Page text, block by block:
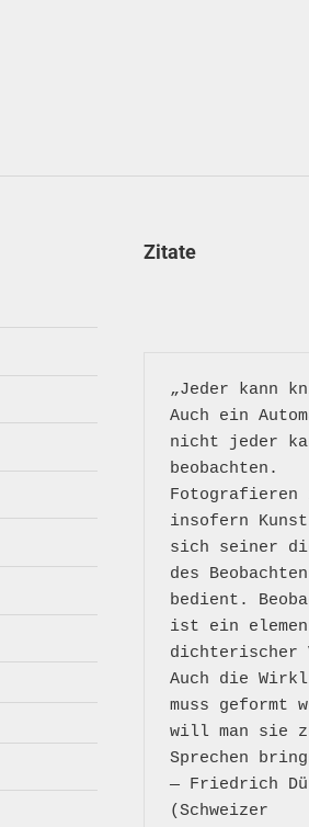
Zitate
„Jeder kann
Auch ein
nicht jeder
beobachten.
insofern
sich seiner
des
bedient.
ist ein
dichterischer
Auch die
muss geformt
will man sie
Sprechen
― Friedrich
(Schweizer